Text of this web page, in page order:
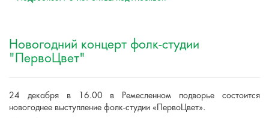
Новогодний концерт фолк-студии
"ПервоЦвет"
24 декабря в 16.00 в Ремесленном подворье состоится
новогоднее выступление фолк-студии «ПервоЦвет».